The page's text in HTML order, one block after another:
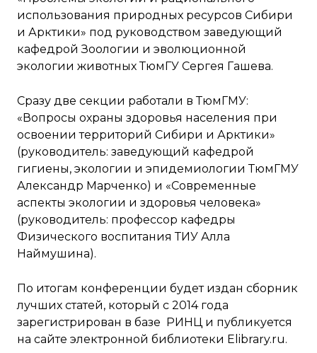
использования природных ресурсов Сибири
и Арктики» под руководством заведующий
кафедрой Зоологии и эволюционной
экологии животных ТюмГУ Сергея Гашева.
Сразу две секции работали в ТюмГМУ:
«Вопросы охраны здоровья населения при
освоении территорий Сибири и Арктики»
(руководитель: заведующий кафедрой
гигиены, экологии и эпидемиологии ТюмГМУ
Александр Марченко) и «Современные
аспекты экологии и здоровья человека»
(руководитель: профессор кафедры
Физического воспитания ТИУ Алла
Наймушина).
По итогам конференции будет издан сборник
лучших статей, который с 2014 года
зарегистрирован в базе РИНЦ и публикуется
на сайте электронной библиотеки Elibrary.ru.